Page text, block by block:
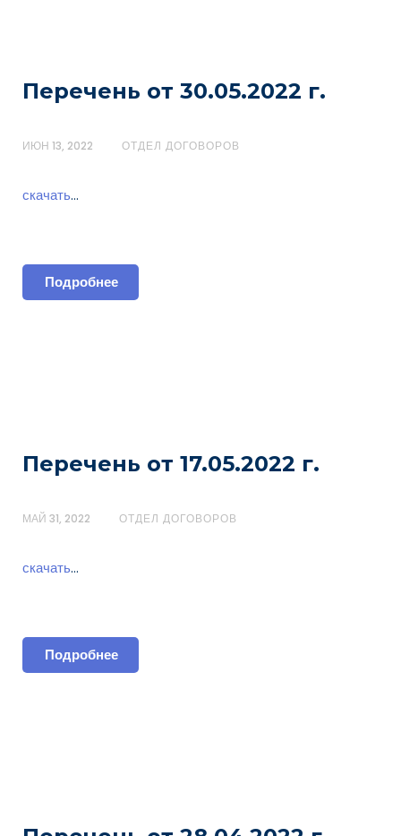
Перечень от 30.05.2022 г.
ИЮН 13, 2022 ОТДЕЛ ДОГОВОРОВ
скачать…
Подробнее
Перечень от 17.05.2022 г.
МАЙ 31, 2022 ОТДЕЛ ДОГОВОРОВ
скачать…
Подробнее